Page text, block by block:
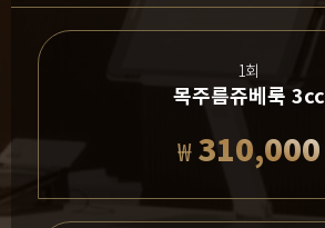
1회
목주름쥬베룩 3cc
₩310,000